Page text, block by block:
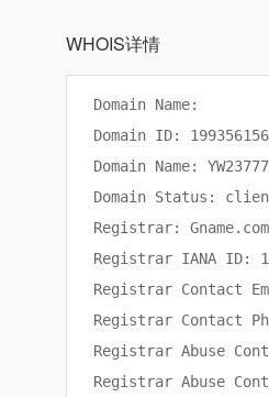
WHOIS详情
Domain Name:
Domain ID:
Domain Name:
Domain Status:
Registrar:
Registrar IANA ID:
Registrar Contact
Registrar Contact
Registrar Abuse
Registrar Abuse